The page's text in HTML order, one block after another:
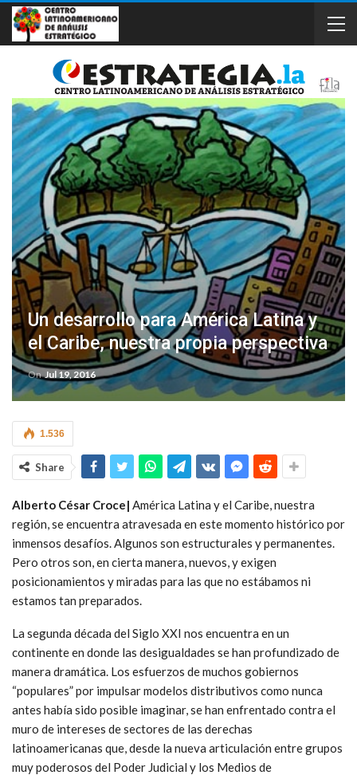
Un desarrollo para América Latina y
el Caribe, nuestra propia perspectiva
On Jul 19, 2016
1.536
Share
Alberto César Croce| América Latina y el Caribe, nuestra
región, se encuentra atravesada en este momento histórico por
inmensos desafíos. Algunos son estructurales y permanentes.
Pero otros son, en cierta manera, nuevos, y exigen
posicionamientos y miradas para las que no estábamos ni
estamos tan preparados.
La segunda década del Siglo XXI nos encuentra en un
continente en donde las desigualdades se han profundizado de
manera dramática. Los esfuerzos de muchos gobiernos
“populares” por impulsar modelos distributivos como nunca
antes había sido posible imaginar, se han enfrentado contra el
muro de intereses de sectores de las derechas
latinoamericanas que, desde la nueva articulación entre grupos
muy poderosos del Poder Judicial y los Medios de